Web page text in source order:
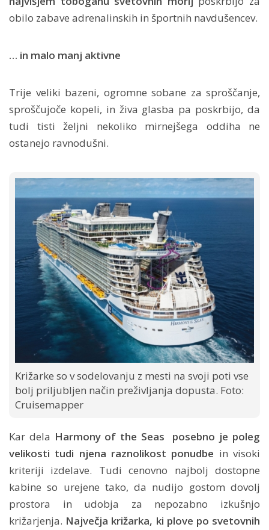
obilo zabave adrenalinskih in športnih navdušencev.
… in malo manj aktivne
Trije veliki bazeni, ogromne sobane za sproščanje,
sproščujoče kopeli, in živa glasba pa poskrbijo, da
tudi tisti željni nekoliko mirnejšega oddiha ne
ostanejo ravnodušni.
Križarke so v sodelovanju z mesti na svoji poti vse
bolj priljubljen način preživljanja dopusta. Foto:
Cruisemapper
Kar dela Harmony of the Seas posebno je poleg
velikosti tudi njena raznolikost ponudbe in visoki
kriteriji izdelave. Tudi cenovno najbolj dostopne
kabine so urejene tako, da nudijo gostom dovolj
prostora in udobja za nepozabno izkušnjo
križarjenja. Največja križarka, ki plove po svetovnih